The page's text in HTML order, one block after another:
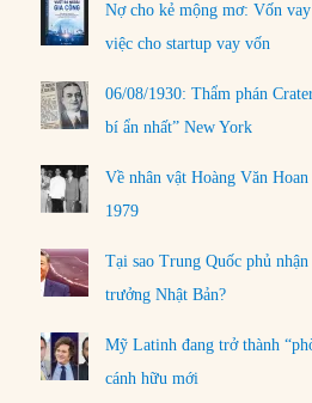
Nợ cho kẻ mộng mơ: Vốn
việc cho startup vay vốn
06/08/1930: Thẩm phán
bí ẩn nhất” New York
Về nhân vật Hoàng Văn
1979
Tại sao Trung Quốc phủ
trưởng Nhật Bản?
Mỹ Latinh đang trở thành
cánh hữu mới